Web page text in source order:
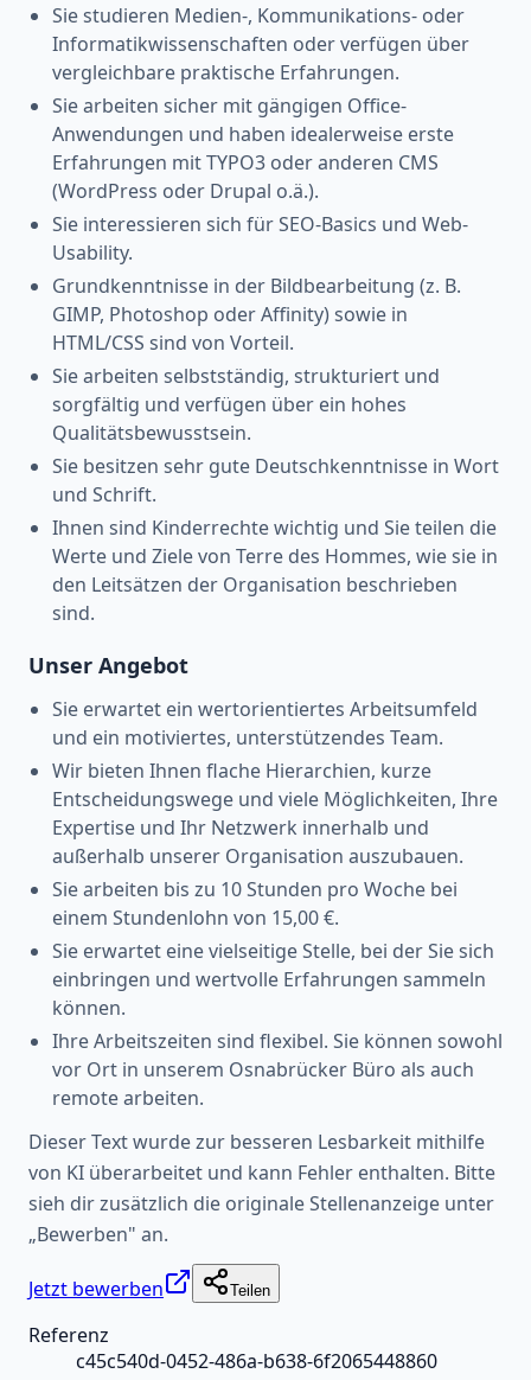
Sie studieren Medien-, Kommunikations- oder
Informatikwissenschaften oder verfügen über
vergleichbare praktische Erfahrungen.
Sie arbeiten sicher mit gängigen Office-
Anwendungen und haben idealerweise erste
Erfahrungen mit TYPO3 oder anderen CMS
(WordPress oder Drupal o.ä.).
Sie interessieren sich für SEO-Basics und Web-
Usability.
Grundkenntnisse in der Bildbearbeitung (z. B.
GIMP, Photoshop oder Affinity) sowie in
HTML/CSS sind von Vorteil.
Sie arbeiten selbstständig, strukturiert und
sorgfältig und verfügen über ein hohes
Qualitätsbewusstsein.
Sie besitzen sehr gute Deutschkenntnisse in Wort
und Schrift.
Ihnen sind Kinderrechte wichtig und Sie teilen die
Werte und Ziele von Terre des Hommes, wie sie in
den Leitsätzen der Organisation beschrieben
sind.
Unser Angebot
Sie erwartet ein wertorientiertes Arbeitsumfeld
und ein motiviertes, unterstützendes Team.
Wir bieten Ihnen flache Hierarchien, kurze
Entscheidungswege und viele Möglichkeiten, Ihre
Expertise und Ihr Netzwerk innerhalb und
außerhalb unserer Organisation auszubauen.
Sie arbeiten bis zu 10 Stunden pro Woche bei
einem Stundenlohn von 15,00 €.
Sie erwartet eine vielseitige Stelle, bei der Sie sich
einbringen und wertvolle Erfahrungen sammeln
können.
Ihre Arbeitszeiten sind flexibel. Sie können sowohl
vor Ort in unserem Osnabrücker Büro als auch
remote arbeiten.
Dieser Text wurde zur besseren Lesbarkeit mithilfe
von KI überarbeitet und kann Fehler enthalten. Bitte
sieh dir zusätzlich die originale Stellenanzeige unter
„Bewerben" an.
Jetzt bewerben Teilen
Referenz
c45c540d-0452-486a-b638-6f2065448860